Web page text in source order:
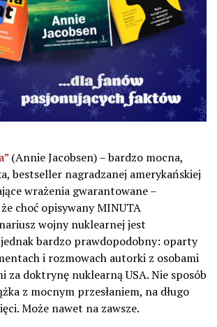
(Annie Jacobsen) – bardzo mocna,
bestseller nagradzanej amerykańskiej
wrażenia gwarantowane –
choć opisywany MINUTA
wojny nuklearnej jest
bardzo prawdopodobny: oparty
i rozmowach autorki z osobami
za doktrynę nuklearną USA. Nie sposób
z mocnym przesłaniem, na długo
Może nawet na zawsze.